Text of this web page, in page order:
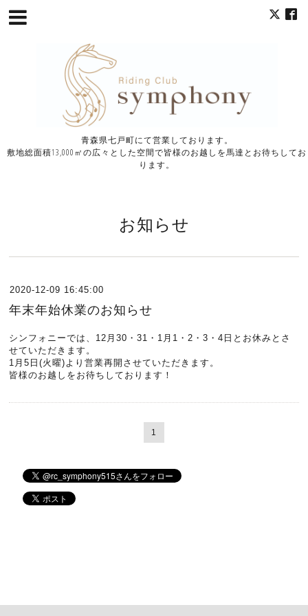
青森県七戸町にて営業しております。
敷地総面積13,000㎡の広々とした空間で皆様のお越しを馬達とお待ちしてお
ります。
お知らせ
2020-12-09 16:45:00
年末年始休業のお知らせ
シンフォニーでは、12月30・31・1月1・2・3・4日とお休みとさ
せていただきます。
1月5日(火曜)より営業再開させていただきます。
皆様のお越しをお待ちしております！
1